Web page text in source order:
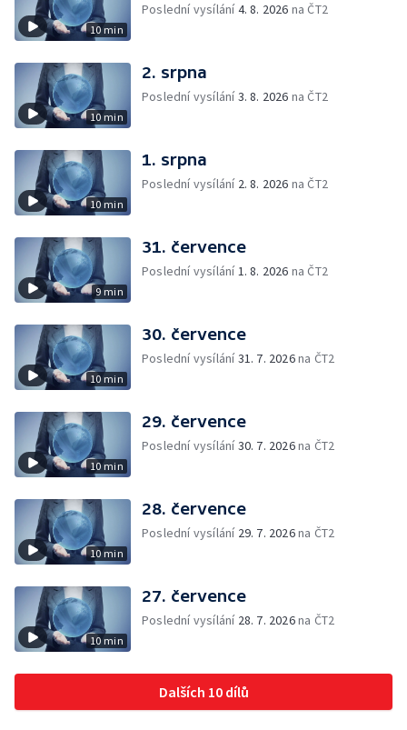
10 min
Poslední vysílání4. 8. 2026 na ČT2
10 min
2. srpna
Poslední vysílání3. 8. 2026 na ČT2
10 min
1. srpna
Poslední vysílání 2. 8. 2026 na ČT2
9 min
31. července
Poslední vysílání1. 8. 2026 na ČT2
10 min
30. července
Poslední vysílání31. 7. 2026na ČT2
10 min
29. července
Poslední vysílání30. 7. 2026na ČT2
10 min
28. července
Poslední vysílání 29. 7. 2026na ČT2
10 min
27. července
Poslední vysílání 28. 7. 2026na ČT2
Dalších 10 dílů